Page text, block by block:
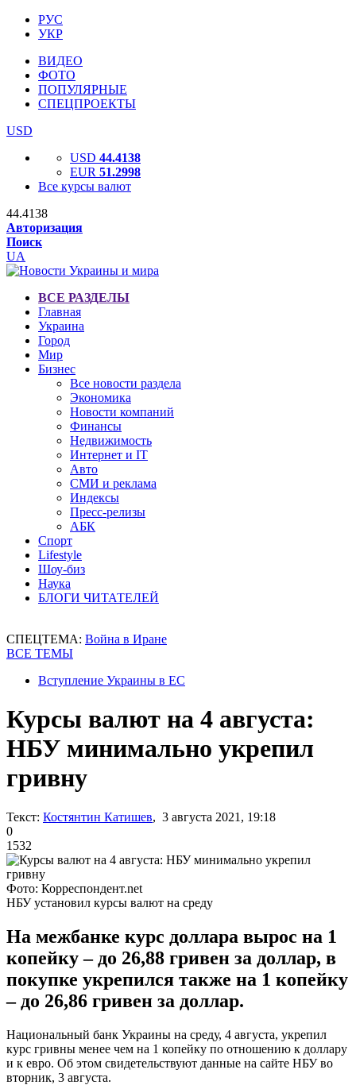
РУС
УКР
ВИДЕО
ФОТО
ПОПУЛЯРНЫЕ
СПЕЦПРОЕКТЫ
USD
USD 44.4138
EUR 51.2998
Все курсы валют
44.4138
Авторизация
Поиск
UA
ВСЕ РАЗДЕЛЫ
Главная
Украина
Город
Мир
Бизнес
Все новости раздела
Экономика
Новости компаний
Финансы
Недвижимость
Интернет и IT
Авто
СМИ и реклама
Индексы
Пресс-релизы
АБК
Спорт
Lifestyle
Шоу-биз
Наука
БЛОГИ ЧИТАТЕЛЕЙ
СПЕЦТЕМА: Война в Иране
ВСЕ ТЕМЫ
Вступление Украины в ЕС
Курсы валют на 4 августа:
НБУ минимально укрепил
гривну
Текст: Костянтин Катишев, 3 августа 2021, 19:18
0
1532
Фото: Корреспондент.net
НБУ установил курсы валют на среду
На межбанке курс доллара вырос на 1
копейку – до 26,88 гривен за доллар, в
покупке укрепился также на 1 копейку
– до 26,86 гривен за доллар.
Национальный банк Украины на среду, 4 августа, укрепил
курс гривны менее чем на 1 копейку по отношению к доллару
и к евро. Об этом свидетельствуют данные на сайте НБУ во
вторник, 3 августа.